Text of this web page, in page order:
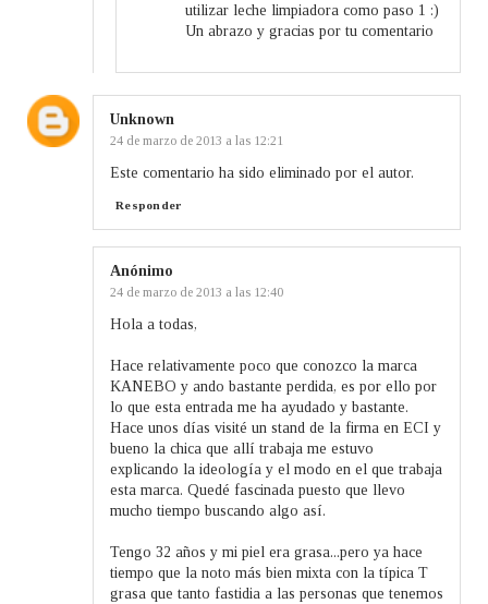
utilizar leche limpiadora como paso 1 :)
Un abrazo y gracias por tu comentario
Unknown
24 de marzo de 2013 a las 12:21
Este comentario ha sido eliminado por el autor.
Responder
Anónimo
24 de marzo de 2013 a las 12:40
Hola a todas,
Hace relativamente poco que conozco la marca
KANEBO y ando bastante perdida, es por ello por
lo que esta entrada me ha ayudado y bastante.
Hace unos días visité un stand de la firma en ECI y
bueno la chica que allí trabaja me estuvo
explicando la ideología y el modo en el que trabaja
esta marca. Quedé fascinada puesto que llevo
mucho tiempo buscando algo así.
Tengo 32 años y mi piel era grasa...pero ya hace
tiempo que la noto más bien mixta con la típica T
grasa que tanto fastidia a las personas que tenemos